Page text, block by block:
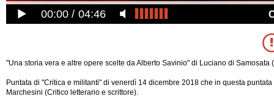
00:00 04:46
"Una storia vera e altre opere scelte da Alberto Savinio" di Luciano di Samosata
Puntata di "Critica e militanti" di venerdì 14 dicembre 2018 che in questa
Marchesini (Critico letterario e scrittore).